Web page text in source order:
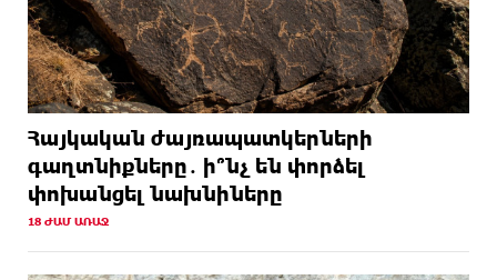
Հայկական ժայռապատկերների
գաղտնիքները․ ի՞նչ են փորձել
փոխանցել նախնիները
18 ԺԱՄ ԱՌԱՋ